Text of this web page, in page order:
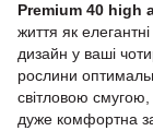
Premium 40 high
життя як
дизайн у ваші
рослини
світловою
дуже комфортна